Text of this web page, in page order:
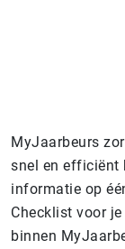
MyJaarbeurs
snel en efficiënt
informatie op
Checklist voor
binnen